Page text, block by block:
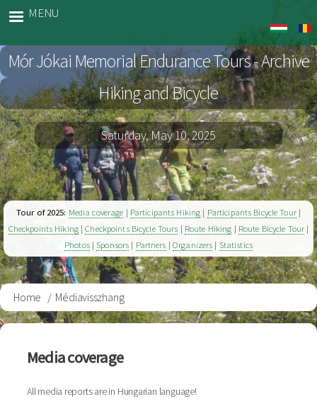
content
Archiv
MENU
Mór Jókai Memorial Endurance Tours - Archive
Hiking and Bicycle
Saturday, May 10, 2025
Tour of 2025: Media coverage | Participants Hiking | Participants Bicycle Tour|
Checkpoints Hiking|Checkpoints Bicycle Tours | Route Hiking | Route Bicycle Tour |
Photos| Sponsors | Partners |Organizers | Statistics
Breadcrumb
Home Médiavisszhang
Media coverage
All media reports are in Hungarian language!